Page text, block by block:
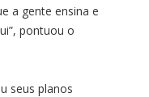
a gente ensina e
pontuou o
seus planos